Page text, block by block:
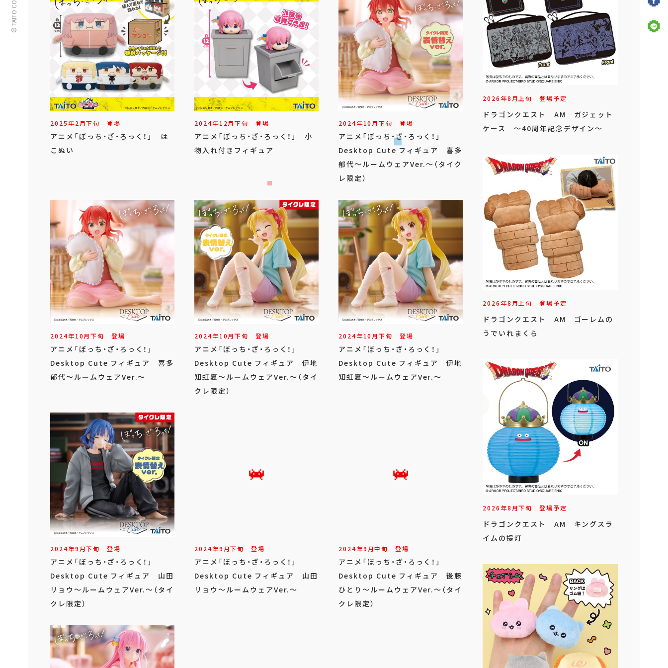
2025年2月下旬 登場
アニメ「ぼっち・ざ・ろっく！」 は
こぬい
2024年12月下旬 登場
アニメ「ぼっち・ざ・ろっく！」 小
物入れ付きフィギュア
2024年10月下旬 登場
アニメ「ぼっち・ざ・ろっく！」
Desktop Cute フィギュア 喜多
郁代～ルームウェアVer.～（タイク
レ限定）
2024年10月下旬 登場
アニメ「ぼっち・ざ・ろっく！」
Desktop Cute フィギュア 喜多
郁代～ルームウェアVer.～
2024年10月下旬 登場
アニメ「ぼっち・ざ・ろっく！」
Desktop Cute フィギュア 伊地
知虹夏～ルームウェアVer.～（タイ
クレ限定）
2024年10月下旬 登場
アニメ「ぼっち・ざ・ろっく！」
Desktop Cute フィギュア 伊地
知虹夏～ルームウェアVer.～
2024年9月下旬 登場
アニメ「ぼっち・ざ・ろっく！」
Desktop Cute フィギュア 山田
リョウ～ルームウェアVer.～（タイ
クレ限定）
2024年9月下旬 登場
アニメ「ぼっち・ざ・ろっく！」
Desktop Cute フィギュア 山田
リョウ～ルームウェアVer.～
2024年9月中旬 登場
アニメ「ぼっち・ざ・ろっく！」
Desktop Cute フィギュア 後藤
ひとり～ルームウェアVer.～（タイ
クレ限定）
2026年8月上旬 登場予定
ドラゴンクエスト AM ガジェット
ケース ～40周年記念デザイン～
2026年8月上旬 登場予定
ドラゴンクエスト AM ゴーレムの
うでいれまくら
2026年8月下旬 登場予定
ドラゴンクエスト AM キングスラ
イムの提灯